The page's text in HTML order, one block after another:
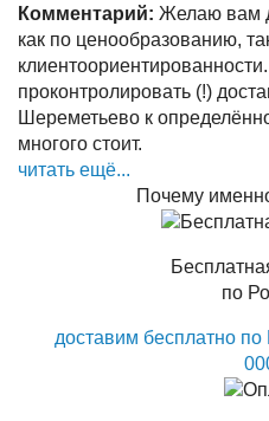
Комментарий: Желаю вам
как по ценообразованию,
проконтролировать (!)
Шереметьево к
многого стоит.
читать ещё...
Почему
по
доставим бесплатно по